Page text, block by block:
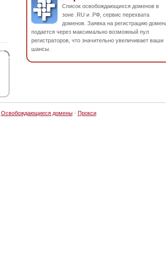
Список освобождающихся доменов в
зоне .RU и .РФ, сервис перехвата
доменов. Заявка на регистрацию
подается через максимально возможный пул
регистраторов, что значительно увеличивает ваши
шансы.
Освобождающиеся домены· Прокси